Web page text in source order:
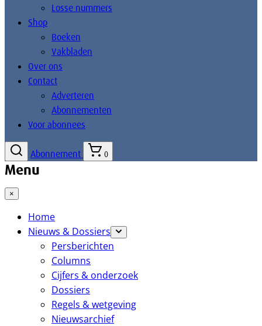
Losse nummers
Shop
Boeken
Vakbladen
Over ons
Contact
Adverteren
Abonnementen
Voor abonnees
Abonnement 0
Menu
×
Home
Nieuws & Dossiers
Persberichten
Columns
Cijfers & onderzoek
Dossiers
Regels & wetgeving
Nieuwsarchief